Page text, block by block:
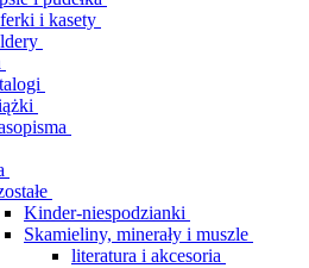
i kasety
Kinder-niespodzianki
Skamieliny, minerały i muszle
literatura i akcesoria